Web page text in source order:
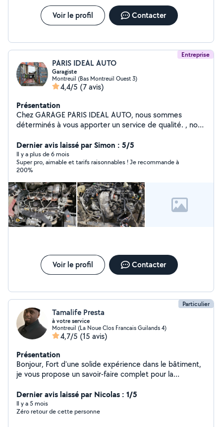
Voir le profil Contacter
Entreprise
PARIS IDEAL AUTO
Garagiste
Montreuil (Bas Montreuil Ouest 3)
4,4/5 (7 avis)
Présentation
Chez GARAGE PARIS IDEAL AUTO, nous sommes
déterminés à vous apporter un service de qualité. , nous
VOLTAIRE.93100 MONTREUIL Professionnel de la
mécanique , nous disposons du savoir-faire et de
l'expertise nécessaires pour les prestations à faire sur
votre automobile. A Bientôt chez Paris ideal auto.
Dernier avis laissé par Simon : 5/5
Il y a plus de 6 mois
Super pro, aimable et tarifs raisonnables ! Je recommande à
200%
Voir le profil Contacter
Particulier
Tamalife Presta
à votre service
Montreuil (La Noue Clos Francais Guilands 4)
4,7/5 (15 avis)
Présentation
Bonjour, Fort d'une solide expérience dans le bâtiment,
je vous propose un savoir-faire complet pour la
"tous corps d'état" me permet de prendre en charge
l'intégralité de vos projets, vous évitant ainsi de
multiplier les intervenants. Mon expertise à votre
Dernier avis laissé par Nicolas : 1/5
Il y a 5 mois
Zéro retour de cette personne